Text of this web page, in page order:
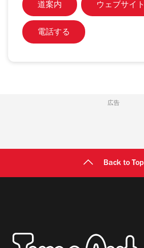
道案内 ウェブサイト
電話する
広告
Back to Top